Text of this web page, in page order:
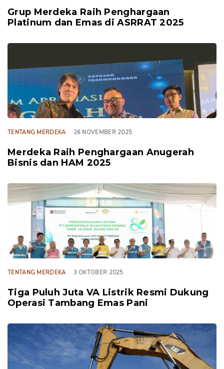
Grup Merdeka Raih Penghargaan
Platinum dan Emas di ASRRAT 2025
TENTANG MERDEKA 26 NOVEMBER 2025
Merdeka Raih Penghargaan Anugerah
Bisnis dan HAM 2025
TAGS
TENTANG MERDEKA 3 OKTOBER 2025
Tiga Puluh Juta VA Listrik Resmi Dukung
Operasi Tambang Emas Pani